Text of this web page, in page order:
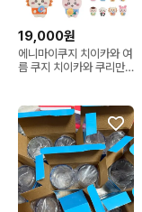
19,000원
에니마이쿠지 치이카와 여
름 쿠지 치이카와 쿠리만